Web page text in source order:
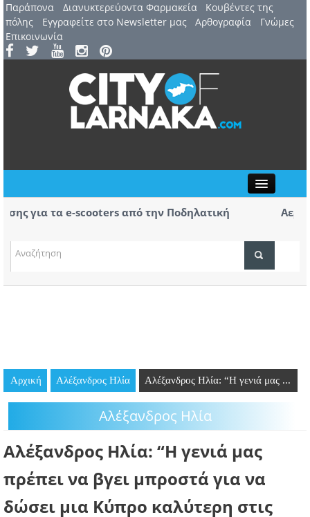
Παράπονα Διανυκτερεύοντα Φαρμακεία
Kουβέντες της
πόλης
Εγγραφείτε στο Newsletter μας Αρθογραφία
Γνώμες
Επικοινωνία
ΤΟΠΙΚΑ ΝΕΑ
ΘΕΣΕΙΣ ΕΡΓΑΣΙΑΣ
ΠΡΟΣΩΠΑ
ΛΑΡΝΑΚΑ 2030
τα e-scooters από την Ποδηλατική
Αερ.
(ΒΙΝΤΕΟ)
Αρχική Αλέξανδρος Ηλία Αλέξανδρος Ηλία: “Η γενιά μας ...
Αλέξανδρος Ηλία
Αλέξανδρος Ηλία: “Η γενιά μας
πρέπει να βγει μπροστά για να
δώσει μια Κύπρο καλύτερη στις